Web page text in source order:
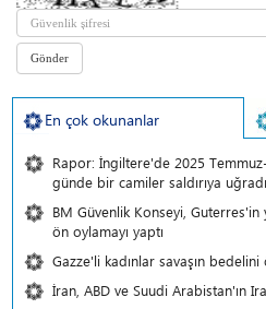
En çok okunanlar
Rapor: İngiltere'de 2025
günde bir camiler saldırıya uğradı
BM Güvenlik Konseyi,
ön oylamayı yaptı
Gazze'li kadınlar savaşın
İran, ABD ve Suudi Arabistan'ın